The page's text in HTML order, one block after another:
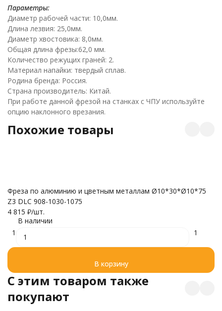
Параметры:
Диаметр рабочей части: 10,0мм.
Длина лезвия: 25,0мм.
Диаметр хвостовика: 8,0мм.
Общая длина фрезы:62,0 мм.
Количество режущих граней: 2.
Материал напайки: твердый сплав.
Родина бренда: Россия.
Страна производитель: Китай.
При работе данной фрезой на станках с ЧПУ используйте
опцию наклонного врезания.
Похожие товары
Фреза по алюминию и цветным металлам Ø10*30*Ø10*75
Z3 DLC 908-1030-1075
4 815 ₽/шт.
В наличии
1
1
В корзину
C этим товаром также
покупают